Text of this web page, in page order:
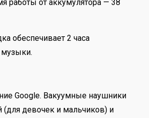
работы от аккумулятора — 38
обеспечивает 2 часа
Google. Вакуумные наушники
(для девочек и мальчиков) и